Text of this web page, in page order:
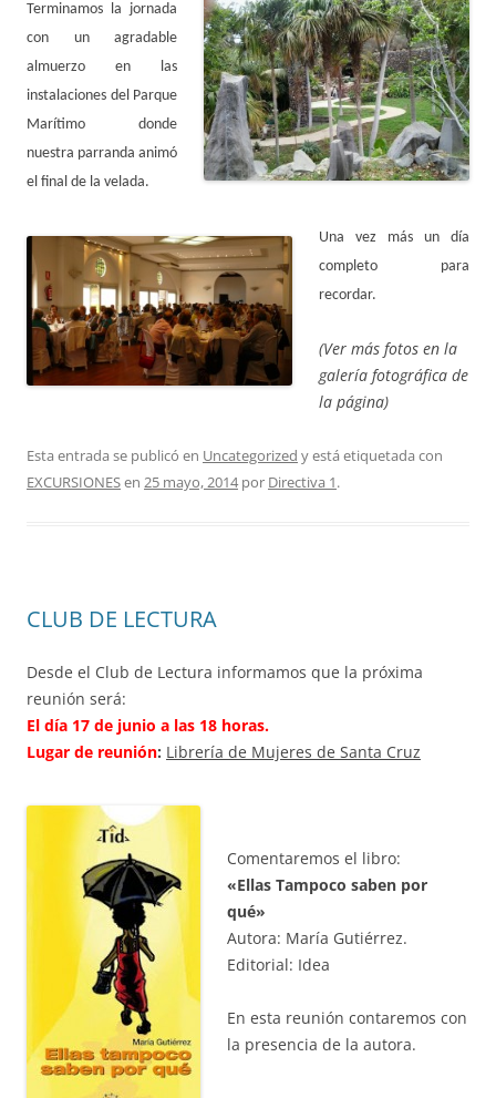
Terminamos la jornada
con un agradable
almuerzo en las
instalaciones del Parque
Marítimo donde
nuestra parranda animó
el final de la velada.
Una vez más un día
completo para
recordar.
(Ver más fotos en la
galería fotográfica de
la página)
Esta entrada se publicó en Uncategorized y está etiquetada con
EXCURSIONESen 25 mayo, 2014por Directiva 1.
CLUB DE LECTURA
Desde el Club de Lectura informamos que la próxima
reunión será:
El día 17 de junio a las 18 horas.
Lugar de reunión: Librería de Mujeres de Santa Cruz
Comentaremos el libro:
«Ellas Tampoco saben por
qué»
Autora: María Gutiérrez.
Editorial: Idea
En esta reunión contaremos con
la presencia de la autora.